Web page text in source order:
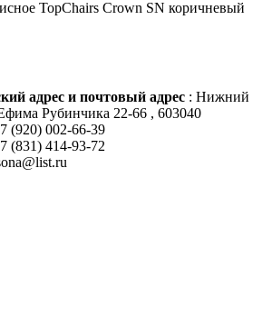
адрес и почтовый адрес : Нижний
Рубинчика 22-66 , 603040
(920) 002-66-39
(831) 414-93-72